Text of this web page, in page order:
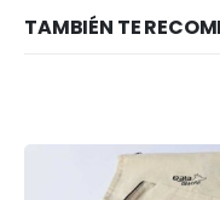
TAMBIÉN TE